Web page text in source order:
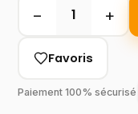
− 1 +
Favoris
Paiement 100% sécurisé